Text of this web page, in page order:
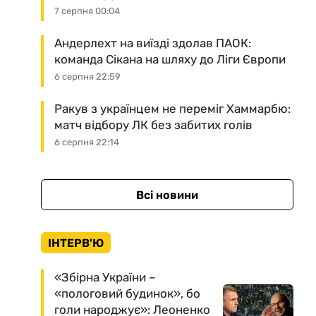
7 серпня 00:04
6 серпня 22:59
Андерлехт на виїзді здолав ПАОК:
команда Сікана на шляху до Ліги Європи
6 серпня 22:14
Ракув з українцем не переміг Хаммарбю:
матч відбору ЛК без забитих голів
Всі новини
ІНТЕРВ'Ю
«Збірна України –
«пологовий будинок», бо
голи народжує»: Леоненко